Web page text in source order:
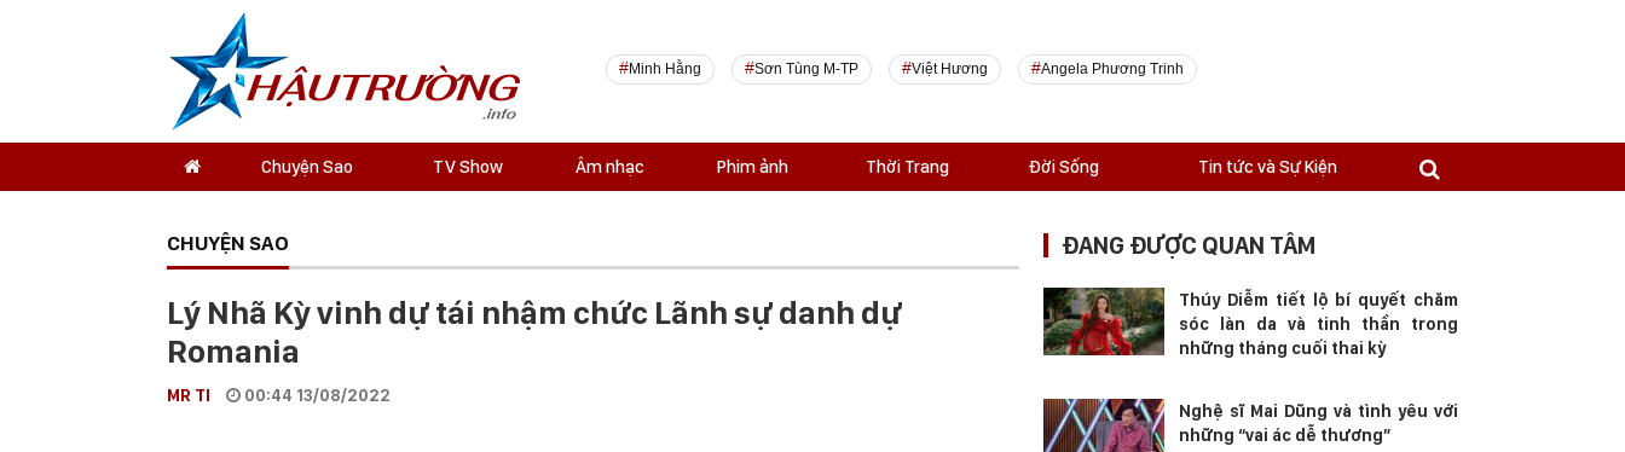
Minh Hằng Sơn Tùng M-TP Việt Hương Angela Phương Trinh
Chuyện Sao TV Show Âm nhạc Phim ảnh Thời Trang Đời Sống Tin tức và Sự Kiện
CHUYỆN SAO
Lý Nhã Kỳ vinh dự tái nhậm chức Lãnh sự danh dự
Romania
MR TI 00:44 13/08/2022
ĐANG ĐƯỢC QUAN TÂM
Thúy Diễm tiết lộ bí quyết chăm
sóc làn da và tinh thần trong
những tháng cuối thai kỳ
Nghệ sĩ Mai Dũng và tình yêu với
những “vai ác dễ thương”